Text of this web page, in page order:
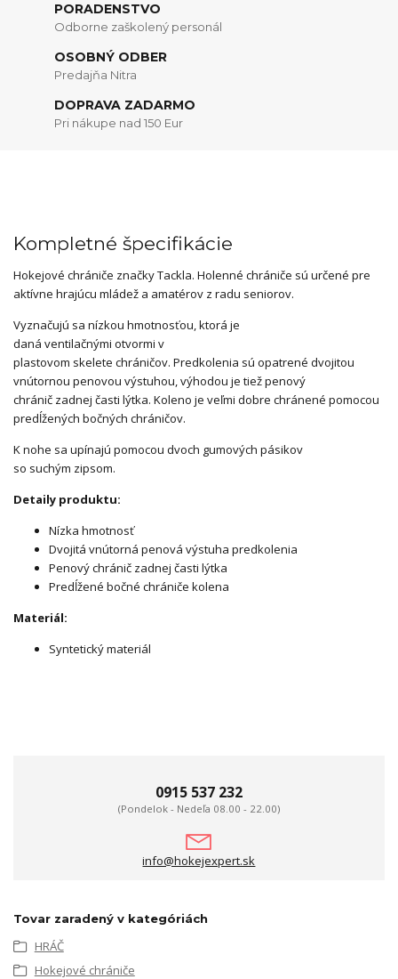
PORADENSTVO
Odborne zaškolený personál
OSOBNÝ ODBER
Predajňa Nitra
DOPRAVA ZADARMO
Pri nákupe nad 150 Eur
Kompletné špecifikácie
Hokejové chrániče značky Tackla. Holenné chrániče sú určené pre
aktívne hrajúcu mládež a amatérov z radu seniorov.
Vyznačujú sa nízkou hmotnosťou,ktorá je
daná ventilačnými otvormi v
plastovom skelete chráničov. Predkolenia sú opatrené dvojitou
vnútornou penovou výstuhou, výhodou je tiež penový
chránič zadnej časti lýtka. Koleno je veľmi dobre chránené pomocou
predĺžených bočných chráničov.
Knohe sa upínajú pomocou dvoch gumových pásikov
so suchým zipsom.
Detaily produktu:
Nízka hmotnosť
Dvojitá vnútorná penová výstuha predkolenia
Penový chránič zadnej časti lýtka
Predĺžené bočné chrániče kolena
Materiál:
Syntetický materiál
0915 537 232
(Pondelok - Nedeľa 08.00 - 22.00)
info@hokejexpert.sk
Tovar zaradený v kategóriách
HRÁČ
Hokejové chrániče